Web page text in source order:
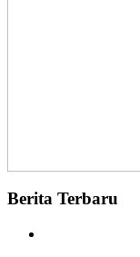
Berita Terbaru